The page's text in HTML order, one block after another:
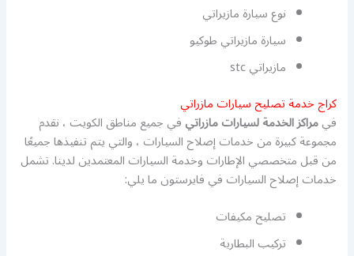
نوع سيارة مازيراتي
سيارة مازيراتي طوكيو
مازيراتي stc
كراج خدمة تصليح سيارات مازراتي
فيمراكز الخدمة لسيارات مازراتيفي جميع مناطق الكويت ، نقدم
مجموعة كبيرة من خدمات إصلاح السيارات ، والتي يتم تنفيذها جميعًا
من قبل متخصصي الإطارات وخدمة السيارات المعتمدين لدينا. تشمل
خدمات إصلاح السيارات في فايرستون ما يلي:
تصليح مكيفات
تركيب البطارية